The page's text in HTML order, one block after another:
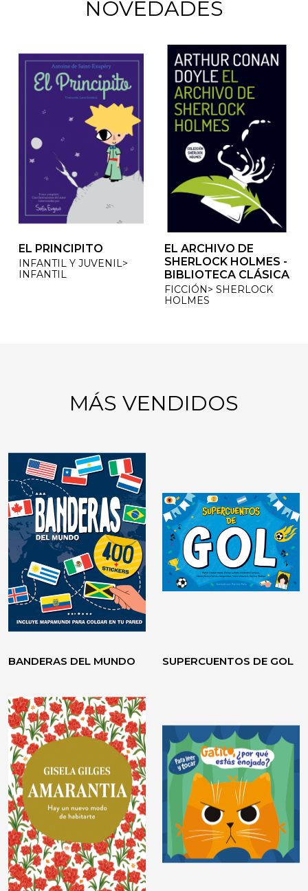
NOVEDADES
EL PRINCIPITO
INFANTIL Y JUVENIL>
INFANTIL
EL ARCHIVO DE
SHERLOCK HOLMES -
BIBLIOTECA CLÁSICA
FICCIÓN> SHERLOCK
HOLMES
EL ARCHIVO DE
SHERLOCK HOLMES -
BIBLIOTECA CLÁSICA
FICCIÓN> SHERLOCK
HOLMES
GIMNASIA MENTAL:
JUEGOS DE LÓGICA
DIDÁCTICAS
VOLVER A CREER
MÁS VENDIDOS
BANDERAS DEL MUNDO SUPERCUENTOS DE GOL